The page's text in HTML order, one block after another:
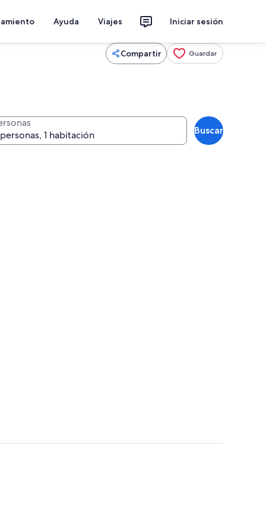
Ayuda Viajes Iniciar sesión
Compartir Guardar
Buscar